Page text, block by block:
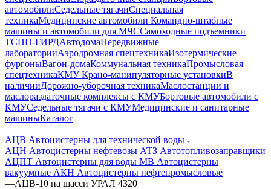
автомобилиСедельные тягачиСпециальная
техникаМедицинские автомобили Командно-штабные
машины и автомобили для МЧССамоходные подъемники
ТСПП-ГИРДАвтодомаПередвижные
лабораторииАэродромная спецтехникаИзотермические
фургоныВагон-домаКоммунальная техникаПромысловая
спецтехникаКМУ Крано-манипуляторные установкиВ
наличииДорожно-уборочная техникаМаслостанции и
маслораздаточные комплексы с КМУБортовые автомобили с
КМУСедельные тягачи с КМУМедицинские и санитарные
машиныКаталог
—
АЦВ Автоцистерны для технической воды
АЦН Автоцистерны нефтевозы АТЗ Автотопливозаправщики
АЦПТ Автоцистерны для воды МВ Автоцистерны
вакуумные АКН Автоцистерны нефтепромысловые
—АЦВ-10 на шасси УРАЛ 4320